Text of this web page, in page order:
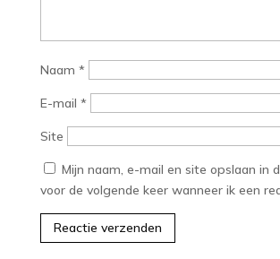
Naam *
E-mail *
Site
Mijn naam, e-mail en site opslaan in
voor de volgende keer wanneer ik een